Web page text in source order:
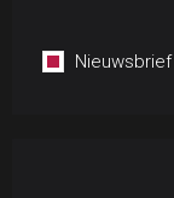
Nieuwsbrief